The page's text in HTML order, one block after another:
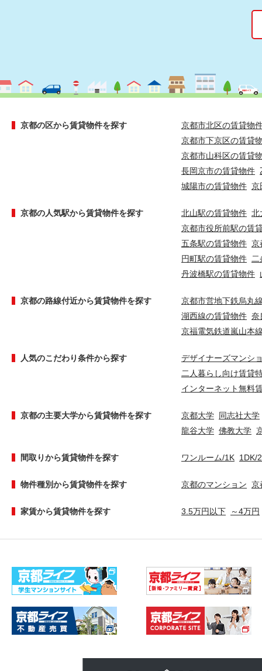
京都の区から賃貸物件を探す
京都市北区の賃貸物
京都市下京区の賃貸
京都市山科区の賃貸
長岡京市の賃貸物件
城陽市の賃貸物件 京
京都の人気駅から賃貸物件を探す 北山駅の賃貸物件 北
京都市役所前駅の賃
五条駅の賃貸物件 京
円町駅の賃貸物件 二
丹波橋駅の賃貸物件
京都の路線付近から賃貸物件を探す
京都市営地下鉄烏丸
湖西線の賃貸物件 奈
京福電気鉄道嵐山本
人気のこだわり条件から探す
デザイナーズマンシ
二人暮らし向け賃貸
インターネット無料
京都の主要大学から賃貸物件を探す 京都大学 同志社大学
龍谷大学 佛教大学
間取りから賃貸物件を探す ワンルーム/1K 1DK/
物件種別から賃貸物件を探す 京都のマンション 京
家賃から賃貸物件を探す 3.5万円以下 ～4万円